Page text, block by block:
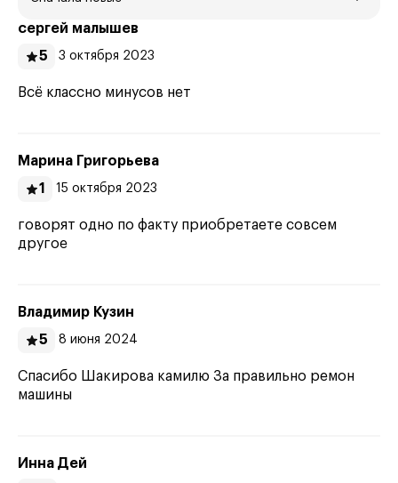
сергей малышев
5
3 октября 2023
Всё классно минусов нет
Марина Григорьева
1
15 октября 2023
говорят одно по факту приобретаете совсем
другое
Владимир Кузин
5
8 июня 2024
Спасибо Шакирова камилю За правильно ремон
машины
Инна Дей